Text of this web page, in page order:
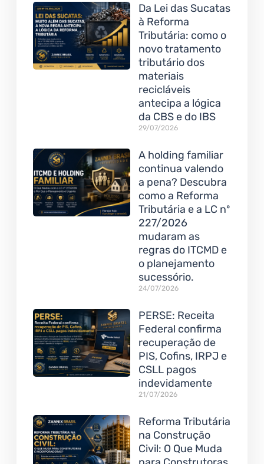
Da Lei das Sucatas
à Reforma
Tributária: como o
novo tratamento
tributário dos
materiais
recicláveis
antecipa a lógica
da CBS e do IBS
29/07/2026
A holding familiar
continua valendo
a pena? Descubra
como a Reforma
Tributária e a LC nº
227/2026
mudaram as
regras do ITCMD e
o planejamento
sucessório.
24/07/2026
PERSE: Receita
Federal confirma
recuperação de
PIS, Cofins, IRPJ e
CSLL pagos
indevidamente
21/07/2026
Reforma Tributária
na Construção
Civil: O Que Muda